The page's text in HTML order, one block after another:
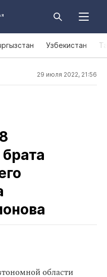
Узбекистан
29 июля 2022, 21:56
области